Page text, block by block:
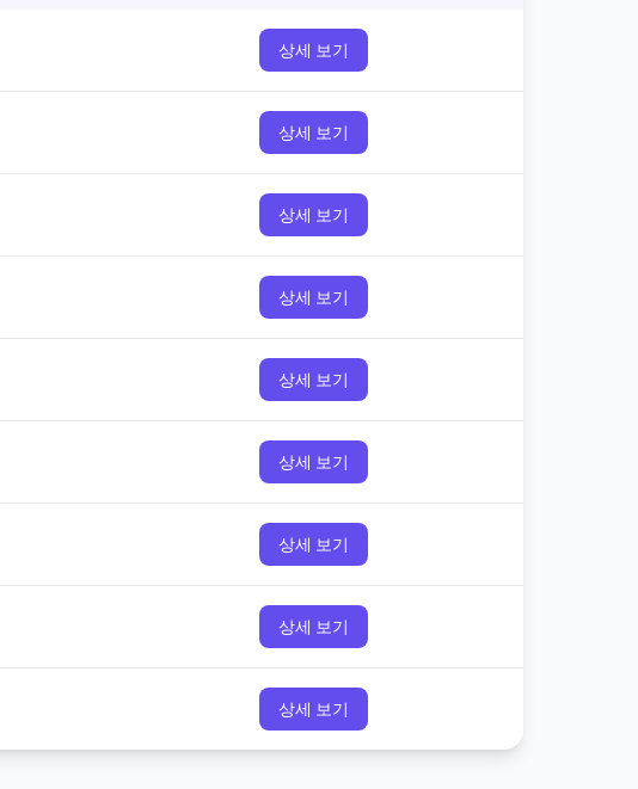
상세 보기
상세 보기
상세 보기
상세 보기
상세 보기
상세 보기
상세 보기
상세 보기
상세 보기